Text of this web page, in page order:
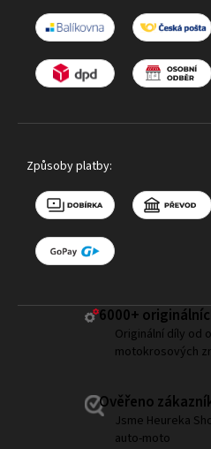
Způsoby platby:
6000+
Originální díly od
motokrosových
Ověřeno
Jsme Heureka
auto-moto